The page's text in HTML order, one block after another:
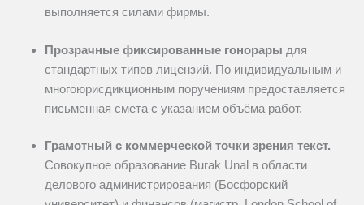
выполняется силами фирмы.
Прозрачные фиксированные гонорары для
стандартных типов лицензий. По индивидуальным и
многоюрисдикционным поручениям предоставляется
письменная смета с указанием объёма работ.
Грамотный с коммерческой точки зрения текст.
Совокупное образование Burak Unal в области
делового администрирования (Босфорский